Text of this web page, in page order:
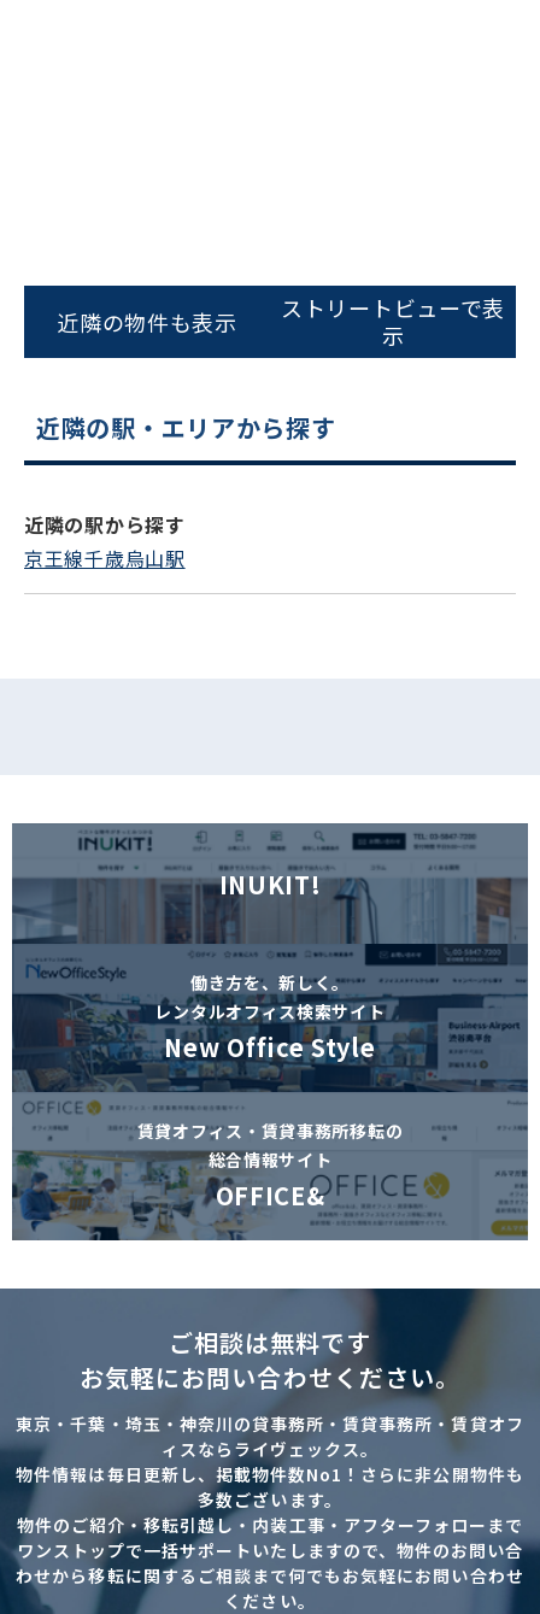
をお伝えいただくと
スムーズにご案内できます
平日 9:00〜18:00
近隣の物件も表示
ストリートビューで表
示
近隣の駅・エリアから探す
近隣の駅から探す
京王線千歳烏山駅
INUKIT!
働き方を、新しく。
レンタルオフィス検索サイト
New Office Style
賃貸オフィス・賃貸事務所移転の
総合情報サイト
OFFICE&
ご相談は無料です
お気軽にお問い合わせください。
東京・千葉・埼玉・神奈川の貸事務所・賃貸事務所・賃貸オフ
ィスならライヴェックス。
物件情報は毎日更新し、掲載物件数No1！さらに非公開物件も
多数ございます。
物件のご紹介・移転引越し・内装工事・アフターフォローまで
ワンストップで一括サポートいたしますので、物件のお問い合
わせから移転に関するご相談まで何でもお気軽にお問い合わせ
ください。